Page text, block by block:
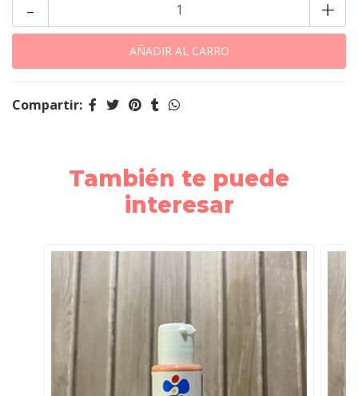
+
-
Compartir:
También te puede
interesar